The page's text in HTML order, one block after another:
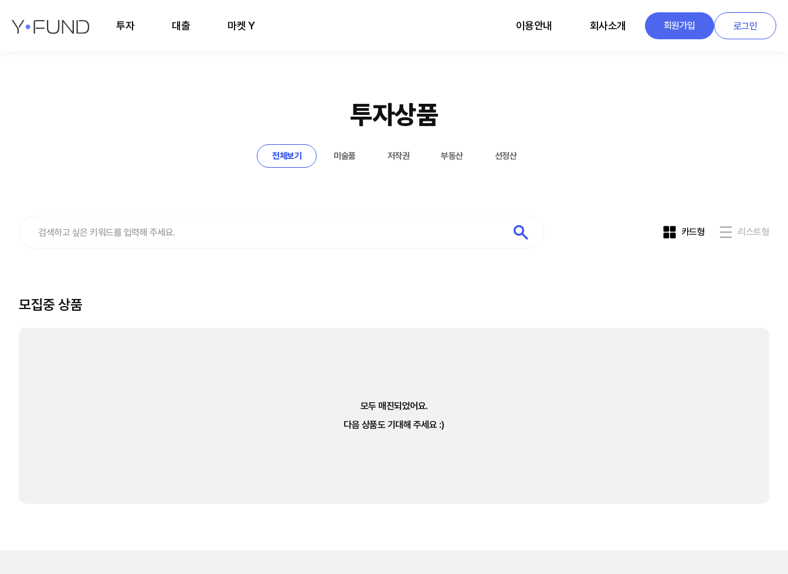
투자 대출 마켓 Y 이용안내 회사소개 회원가입 로그인
투자상품
전체보기 미술품 저작권 부동산 선정산
카드형 리스트형
모집중 상품
모두 매진되었어요.
다음 상품도 기대해 주세요 :)